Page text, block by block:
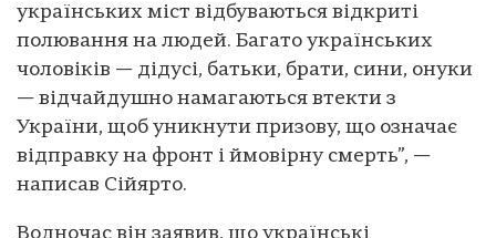
українських міст відбуваються відкриті
полювання на людей. Багато українських
чоловіків — дідусі, батьки, брати, сини, онуки
— відчайдушно намагаються втекти з
України, щоб уникнути призову, що означає
відправку на фронт і ймовірну смерть”, —
написав Сійярто.